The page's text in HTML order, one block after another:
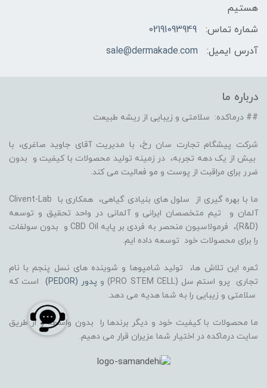
هستیم
شماره تماس:
02191093949
آدرس ایمیل:
sale@dermakade.com
درباره ما
## درماکده: سلامتی و زیبایی از ریشه طبیعت
شرکت پیشگام تجارت سان رخ، با مدیریت آقای جاوید صاغری، با
بیش از یک دهه تجربه، در زمینه تولید محصولات با کیفیت و بدون
ضرر برای مراقبت از پوست و مو فعالیت می کند.
ما با بهره گیری از سلول های بنیادی گیاهی، همکاری با Clivent-Lab
آلمان و تیم متخصصان ایرانی و آلمانی در واحد تحقیق و توسعه
(R&D)، فرمولاسیون منحصر به فردی بر پایه CBD Oil و بدون سولفات
را برای محصولات خود توسعه داده ایم.
ثمره این تلاش ها، تولید شامپوها و شوینده های نسل پنجم با نام
تجاری پرو استم سل (PRO STEM CELL) و
پدور (PEDOR)
است که
سلامتی و زیبایی را به شما هدیه می دهد.
ما محصولات با کیفیت خود و دیگر برندها را بدون واسطه و از طریق
سایت درماکده در اختیار شما عزیران قرار می دهیم.